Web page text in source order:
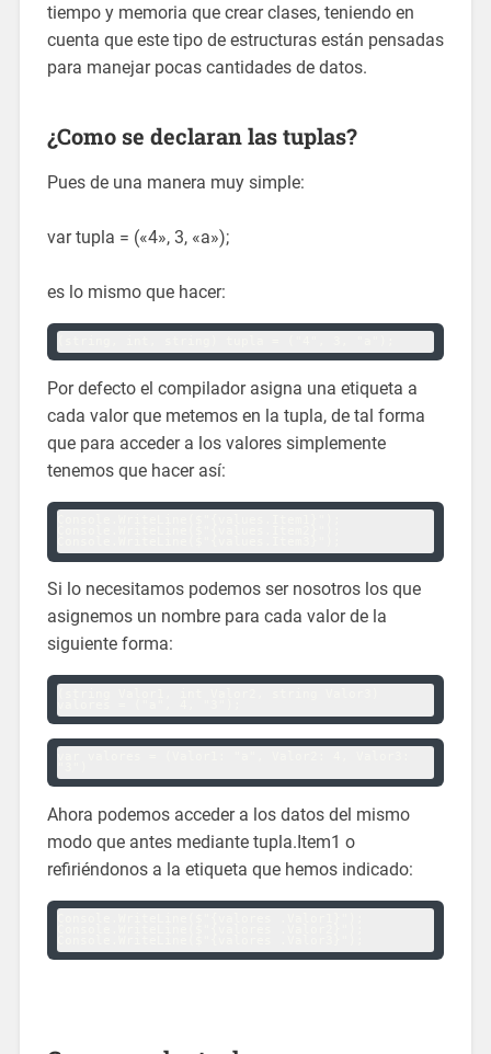
tiempo y memoria que crear clases, teniendo en
cuenta que este tipo de estructuras están pensadas
para manejar pocas cantidades de datos.
¿Como se declaran las tuplas?
Pues de una manera muy simple:
var tupla = («4», 3, «a»);
es lo mismo que hacer:
Por defecto el compilador asigna una etiqueta a
cada valor que metemos en la tupla, de tal forma
que para acceder a los valores simplemente
tenemos que hacer así:
Si lo necesitamos podemos ser nosotros los que
asignemos un nombre para cada valor de la
siguiente forma:
Ahora podemos acceder a los datos del mismo
modo que antes mediante tupla.Item1 o
refiriéndonos a la etiqueta que hemos indicado: